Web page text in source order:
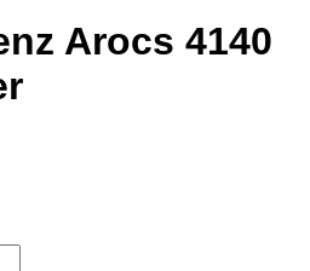
Arocs 4140